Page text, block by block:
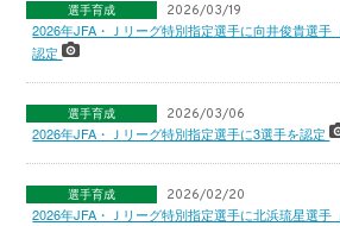
選手育成 2026/03/19
2026年JFA・Ｊリーグ特別指定選手に向井俊貴選手
認定
選手育成 2026/03/06
2026年JFA・Ｊリーグ特別指定選手に3選手を認定
選手育成 2026/02/20
2026年JFA・Ｊリーグ特別指定選手に北浜琉星選